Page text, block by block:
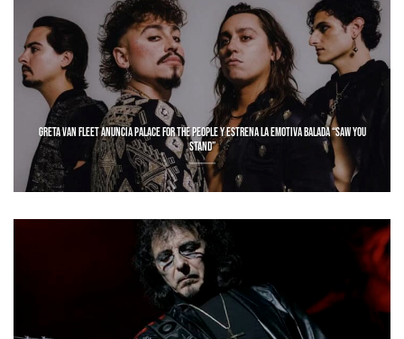
GRETA VAN FLEET ANUNCIA PALACE FOR THE PEOPLE Y ESTRENA LA EMOTIVA BALADA “SAW YOU
STAND”